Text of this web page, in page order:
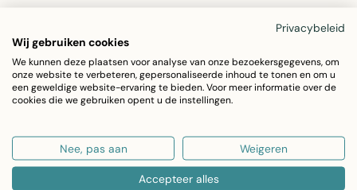
Materiaal: PVC
Kleur: Fluor groen
Gewicht: 317 gram
Zelfklevend en herpositioneerbaar
2Lif Fluor Zelfklevende Folie Mini Rol Groen
Specificaties
Privacybeleid
Wij gebruiken cookies
We kunnen deze plaatsen voor analyse van onze bezoekersgegevens, om
onze website te verbeteren, gepersonaliseerde inhoud te tonen en om u
een geweldige website-ervaring te bieden. Voor meer informatie over de
cookies die we gebruiken opent u de instellingen.
Nee, pas aan Weigeren
Accepteer alles